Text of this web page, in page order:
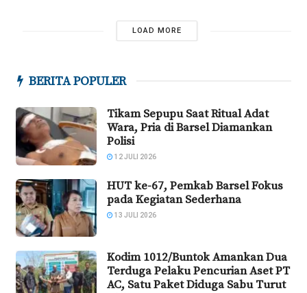
LOAD MORE
BERITA POPULER
Tikam Sepupu Saat Ritual Adat
Wara, Pria di Barsel Diamankan
Polisi
12 JULI 2026
HUT ke-67, Pemkab Barsel Fokus
pada Kegiatan Sederhana
13 JULI 2026
Kodim 1012/Buntok Amankan Dua
Terduga Pelaku Pencurian Aset PT
AC, Satu Paket Diduga Sabu Turut